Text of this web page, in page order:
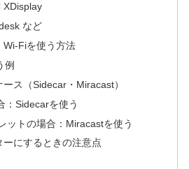
XDisplay
など
Wi-Fiを使う方法
例
ス（Sidecar・Miracast）
：Sidecarを使う
ットの場合：Miracastを使う
ーにするときの注意点